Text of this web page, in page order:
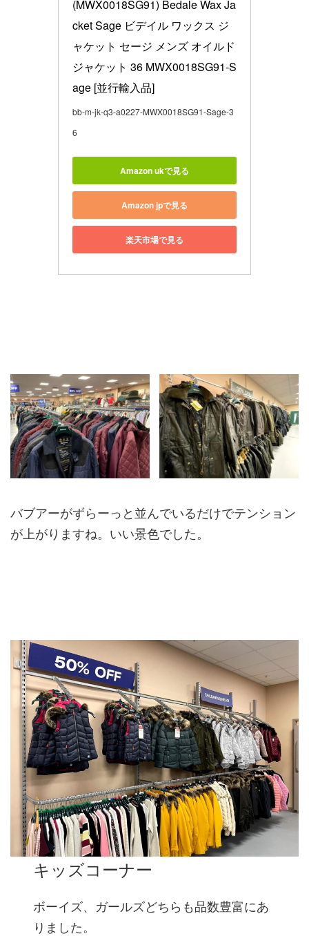
(MWX0018SG91) Bedale Wax Ja
cket Sage ビデイル ワックス ジ
ャケット セージ メンズ オイルド
ジャケット 36 MWX0018SG91-S
age [並行輸入品]
bb-m-jk-q3-a0227-MWX0018SG91-Sage-3
6
Amazon ukで見る
Amazon jpで見る
楽天市場で見る
バブアーがずらーっと並んでいるだけでテンション
が上がりますね。いい景色でした。
キッズコーナー
ボーイズ、ガールズどちらも品数豊富にあ
りました。